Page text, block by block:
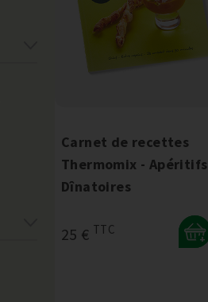
Carnet de recettes
Thermomix - Apéritifs
Dînatoires
25 € TTC
+